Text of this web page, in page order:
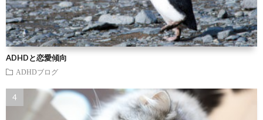
ADHDと恋愛傾向
ADHDブログ